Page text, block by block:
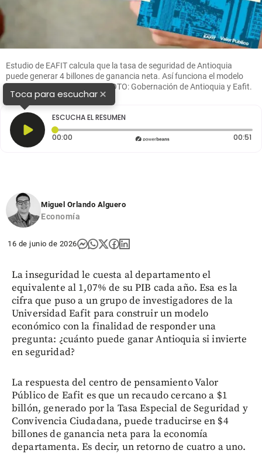
Estudio de EAFIT calcula que la tasa de seguridad de Antioquia
puede generar 4 billones de ganancia neta. Así funciona el modelo
económico que lo respalda. FOTO: Gobernación de Antioquia y Eafit.
Toca para escuchar×
ESCUCHA EL RESUMEN
00:00 Tiempo transcurrido: 0 segundos 00:51
Miguel Orlando Alguero
Economía
16 de junio de 2026
La inseguridad le cuesta al departamento el
equivalente al 1,07% de su PIB cada año. Esa es la
cifra que puso a un grupo de investigadores de la
Universidad Eafit para construir un modelo
económico con la finalidad de responder una
pregunta: ¿cuánto puede ganar Antioquia si invierte
en seguridad?
La respuesta del centro de pensamiento Valor
Público de Eafit es que un recaudo cercano a $1
billón, generado por la Tasa Especial de Seguridad y
Convivencia Ciudadana, puede traducirse en $4
billones de ganancia neta para la economía
departamenta. Es decir, un retorno de cuatro a uno.